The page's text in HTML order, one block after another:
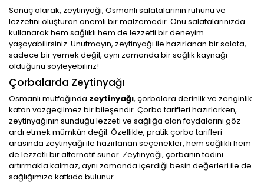
Sonuç olarak, zeytinyağı, Osmanlı salatalarının ruhunu ve
lezzetini oluşturan önemli bir malzemedir. Onu salatalarınızda
kullanarak hem sağlıklı hem de lezzetli bir deneyim
yaşayabilirsiniz. Unutmayın, zeytinyağı ile hazırlanan bir salata,
sadece bir yemek değil, aynı zamanda bir sağlık kaynağı
olduğunu söyleyebiliriz!
Çorbalarda Zeytinyağı
Osmanlı mutfağında zeytinyağı, çorbalara derinlik ve zenginlik
katan vazgeçilmez bir bileşendir. Çorba tarifleri hazırlarken,
zeytinyağının sunduğu lezzeti ve sağlığa olan faydalarını göz
ardı etmek mümkün değil. Özellikle, pratik çorba tarifleri
arasında zeytinyağı ile hazırlanan seçenekler, hem sağlıklı hem
de lezzetli bir alternatif sunar. Zeytinyağı, çorbanın tadını
artırmakla kalmaz, aynı zamanda içerdiği besin değerleri ile de
sağlığımıza katkıda bulunur.